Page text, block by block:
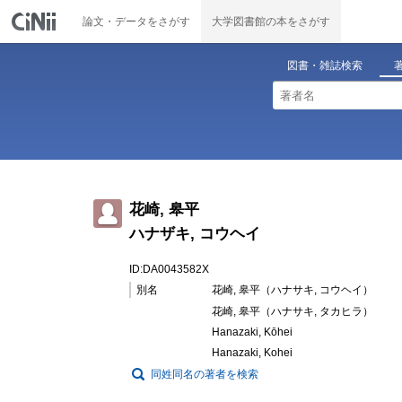
論文・データをさがす 大学図書館の本をさがす
図書・雑誌検索
花崎, 皋平
ハナザキ, コウヘイ
ID:DA0043582X
別名
花崎, 皋平（ハナサキ, コウヘイ）
花崎, 皋平（ハナサキ, タカヒラ）
Hanazaki, Kōhei
Hanazaki, Kohei
同姓同名の著者を検索